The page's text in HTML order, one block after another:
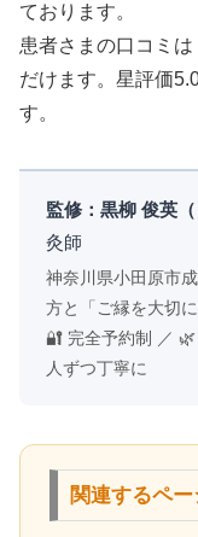
ております。
患者さまの口コミは
だけます。星評価
す。
監修：黒柳 俊英
灸師
神奈川県小田原市
方と「ご縁を大切
🔐 完全予約制 ／
人ずつ丁寧に
関連するペー